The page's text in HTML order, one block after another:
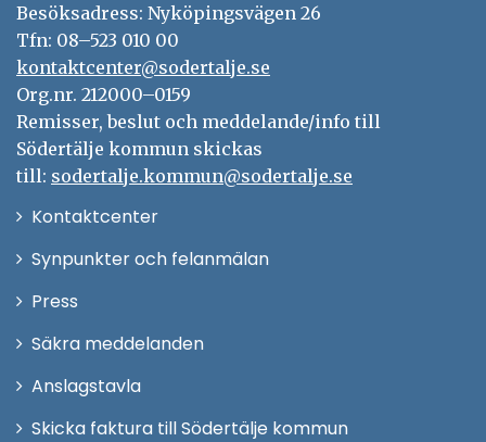
Besöksadress: Nyköpingsvägen 26
Tfn: 08–523 010 00
kontaktcenter@sodertalje.se
Org.nr. 212000–0159
Remisser, beslut och meddelande/info till
Södertälje kommun skickas
till: sodertalje.kommun@sodertalje.se
KontaktcenterÖppna
Synpunkter och felanmälan
Press
fönster
Säkra meddelanden
Anslagstavla
Skicka faktura till Södertälje kommun